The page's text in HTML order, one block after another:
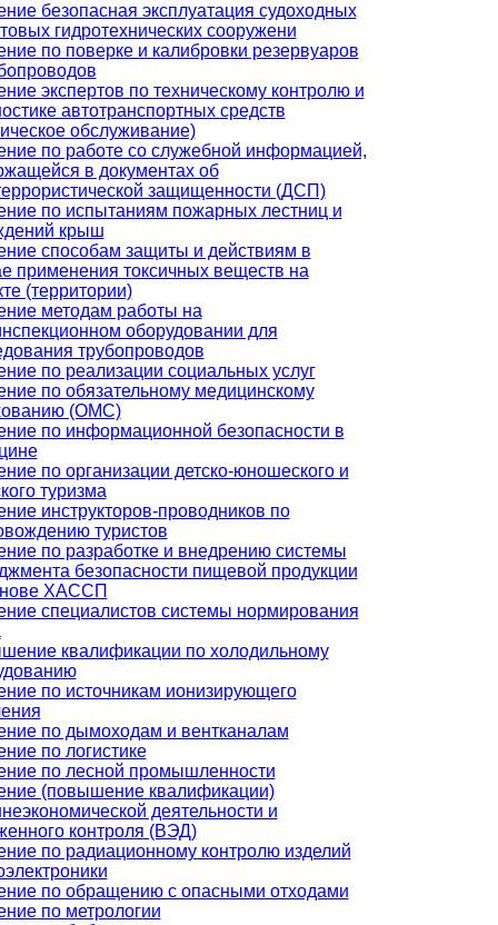
безопасная эксплуатация судоходных
гидротехнических сооружени
по поверке и калибровки резервуаров
экспертов по техническому контролю и
автотранспортных средств
обслуживание)
по работе со служебной информацией,
в документах об
защищенности (ДСП)
по испытаниям пожарных лестниц и
крыш
способам защиты и действиям в
применения токсичных веществ на
(территории)
методам работы на
оборудовании для
трубопроводов
по реализации социальных услуг
по обязательному медицинскому
(ОМС)
по информационной безопасности в
по организации детско-юношеского и
туризма
инструкторов-проводников по
туристов
по разработке и внедрению системы
безопасности пищевой продукции
ХАССП
специалистов системы нормирования
квалификации по холодильному
по источникам ионизирующего
по дымоходам и вентканалам
по логистике
по лесной промышленности
(повышение квалификации)
деятельности и
контроля (ВЭД)
по радиационному контролю изделий
по обращению с опасными отходами
по метрологии